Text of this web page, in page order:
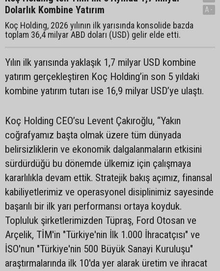
Dolarlık Kombine Yatırım
Koç Holding, 2026 yılının ilk yarısında konsolide bazda
toplam 36,4 milyar ABD doları (USD) gelir elde etti.
A-
Yılın ilk yarısında yaklaşık 1,7 milyar USD kombine
yatırım gerçekleştiren Koç Holding’in son 5 yıldaki
kombine yatırım tutarı ise 16,9 milyar USD’ye ulaştı.
Koç Holding CEO’su Levent Çakıroğlu, “Yakın
coğrafyamız başta olmak üzere tüm dünyada
belirsizliklerin ve ekonomik dalgalanmaların etkisini
sürdürdüğü bu dönemde ülkemiz için çalışmaya
kararlılıkla devam ettik. Stratejik bakış açımız, finansal
kabiliyetlerimiz ve operasyonel disiplinimiz sayesinde
başarılı bir ilk yarı performansı ortaya koyduk.
Topluluk şirketlerimizden Tüpraş, Ford Otosan ve
Arçelik, TİM'in "Türkiye'nin İlk 1.000 İhracatçısı" ve
İSO'nun "Türkiye'nin 500 Büyük Sanayi Kuruluşu"
araştırmalarında ilk 10'da yer alarak üretim ve ihracat